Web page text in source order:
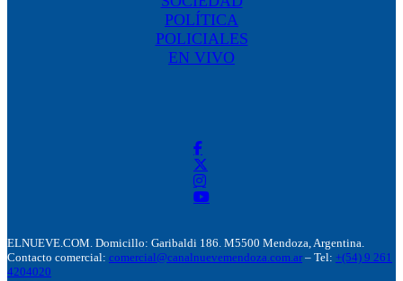
POLÍTICA
POLICIALES
EN VIVO
ELNUEVE.COM. Domicillo: Garibaldi 186. M5500 Mendoza, Argentina.
Contacto comercial: comercial@canalnuevemendoza.com.ar – Tel: +(54) 9 261
4204020